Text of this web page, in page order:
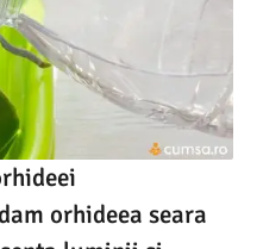
orhideea seara